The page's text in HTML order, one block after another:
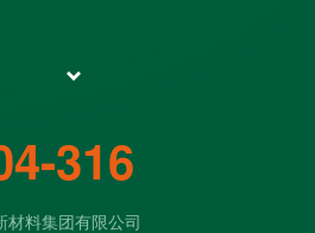
316
材料集团有限公司